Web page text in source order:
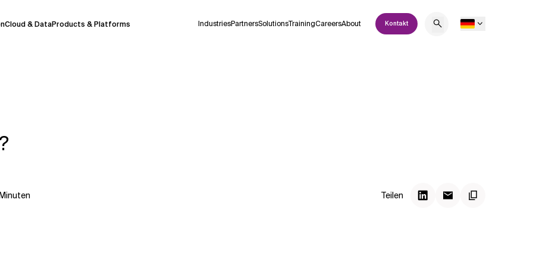
Cloud & DataProducts & Platforms IndustriesPartnersSolutionsTrainingCareersAbout Kontakt
bevor Sie Entscheidungen treffen oder
Teilen